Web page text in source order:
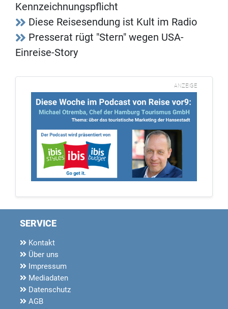
Kennzeichnungspflicht
Diese Reisesendung ist Kult im Radio
Presserat rügt "Stern" wegen USA-
Einreise-Story
ANZEIGE
SERVICE
Kontakt
Über uns
Impressum
Mediadaten
Datenschutz
AGB